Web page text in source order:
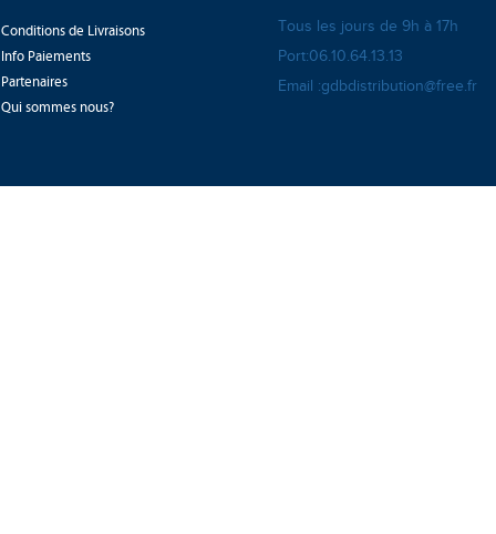
Conditions de Livraisons
Info Paiements
Partenaires
Qui sommes nous?
Tous les jours de 9h à 17h
Port:06.10.64.13.13
Email :gdbdistribution@free.fr